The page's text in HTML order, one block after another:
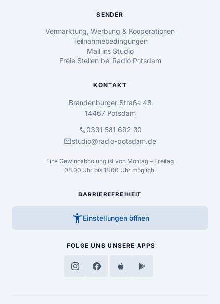
SENDER
Vermarktung, Werbung & Kooperationen
Teilnahmebedingungen
Mail ins Studio
Freie Stellen bei Radio Potsdam
KONTAKT
Brandenburger Straße 48
14467 Potsdam
call0331 581 692 30
mailstudio@radio-potsdam.de
Eine Gewinnabholung ist von Montag – Freitag
08.00 Uhr bis 18.00 Uhr möglich.
BARRIEREFREIHEIT
accessibility_new Einstellungen öffnen
FOLGE UNS UNSERE APPS